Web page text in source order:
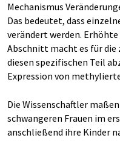
Mechanismus
Das bedeutet, dass
verändert werden.
Abschnitt macht es für die
diesen spezifischen Teil
Expression von
Die Wissenschaftler
schwangeren Frauen im
anschließend ihre Kinder